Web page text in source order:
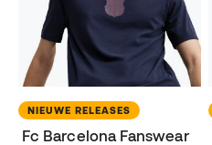
NIEUWE RELEASES
Fc Barcelona Fanswear